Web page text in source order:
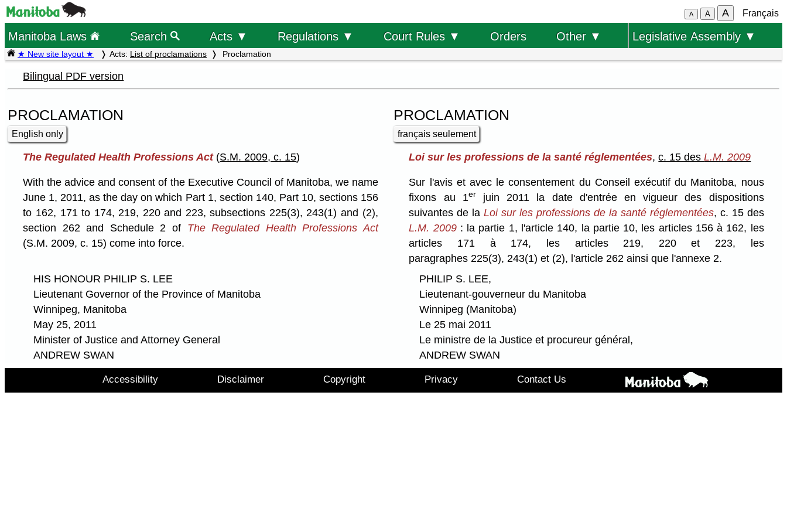
A A A Français
Manitoba Laws Search Acts ▼ Regulations ▼ Court Rules ▼ Orders Other ▼ Legislative Assembly ▼
★ New site layout ★ Acts: List of proclamations Proclamation
Bilingual PDF version
PROCLAMATION
English only
PROCLAMATION
français seulement
The Regulated Health Professions Act(S.M. 2009, c. 15) Loi sur les professions de la santé réglementées,c. 15 desL.M. 2009
With the advice and consent of the Executive Council of Manitoba, we name
June 1, 2011, as the day on which Part 1, section 140, Part 10, sections 156
to 162, 171 to 174, 219, 220 and 223, subsections 225(3), 243(1) and (2),
section 262 and Schedule 2 of The Regulated Health Professions Act
(S.M. 2009, c. 15) come into force.
Sur l'avis et avec le consentement du Conseil exécutif du Manitoba, nous
fixons au 1er
juin 2011 la date d'entrée en vigueur des dispositions
suivantes de laLoi sur les professions de la santé réglementées, c. 15 des
L.M. 2009: la partie 1, l'article 140, la partie 10, les articles 156 à 162, les
articles 171 à 174, les articles 219, 220 et 223, les
paragraphes 225(3), 243(1) et (2), l'article 262 ainsi que l'annexe 2.
HIS HONOUR PHILIP S. LEE
Lieutenant Governor of the Province of Manitoba
Winnipeg, Manitoba
May 25, 2011
Minister of Justice and Attorney General
ANDREW SWAN
PHILIP S. LEE,
Lieutenant-gouverneur du Manitoba
Winnipeg (Manitoba)
Le 25 mai 2011
Le ministre de la Justice et procureur général,
ANDREW SWAN
Accessibility Disclaimer Copyright Privacy Contact Us